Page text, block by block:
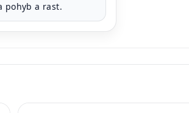
pohyb a rast.